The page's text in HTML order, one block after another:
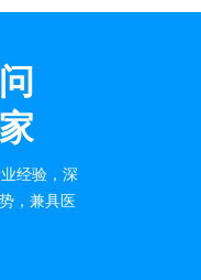
经验，深
，兼具医